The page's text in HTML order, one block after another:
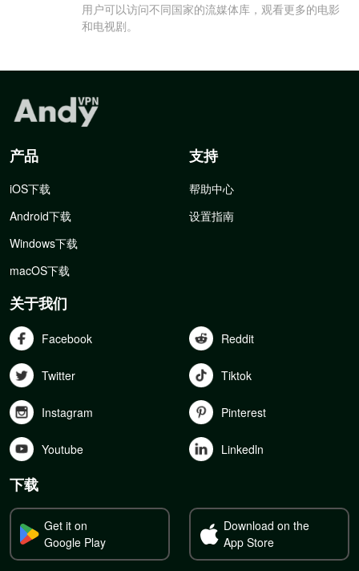
用户可以访问不同国家的流媒体库，观看更多的电影
和电视剧。
产品
iOS下载
Android下载
Windows下载
macOS下载
支持
帮助中心
设置指南
关于我们
Facebook Reddit
Twitter Tiktok
Instagram Pinterest
Youtube Linkedln
下载
Get it on
Google Play
Download on the
App Store